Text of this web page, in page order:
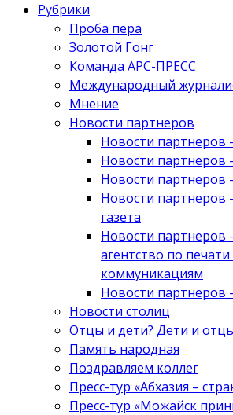
Рубрики
Проба пера
Золотой Гонг
Команда АРС-ПРЕСС
Международный
Мнение
Новости партнеров
Новости партнеров
Новости партнеров
Новости партнеров
Новости партнеров
газета
Новости партнеров
агентство по
коммуникациям
Новости партнеров
Новости столиц
Отцы и дети? Дети и
Память народная
Поздравляем коллег
Пресс-тур «Абхазия –
Пресс-тур «Можайск